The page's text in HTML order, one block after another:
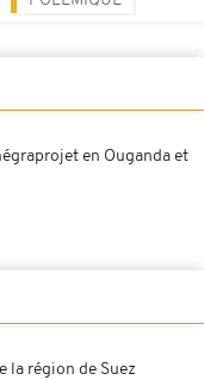
en Ouganda et
la région de Suez